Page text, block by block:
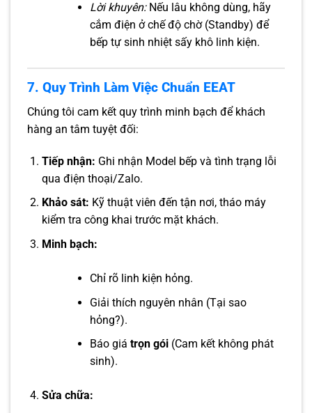
Lời khuyên:Nếu lâu không dùng, hãy
cắm điện ở chế độ chờ (Standby) để
bếp tự sinh nhiệt sấy khô linh kiện.
7. Quy Trình Làm Việc Chuẩn EEAT
Chúng tôi cam kết quy trình minh bạch để khách
hàng an tâm tuyệt đối:
Tiếp nhận: Ghi nhận Model bếp và tình trạng lỗi
qua điện thoại/Zalo.
Khảo sát: Kỹ thuật viên đến tận nơi, tháo máy
kiểm tra công khai trước mặt khách.
Minh bạch:
Chỉ rõ linh kiện hỏng.
Giải thích nguyên nhân (Tại sao
hỏng?).
Báo giá trọn gói(Cam kết không phát
sinh).
Sửa chữa: